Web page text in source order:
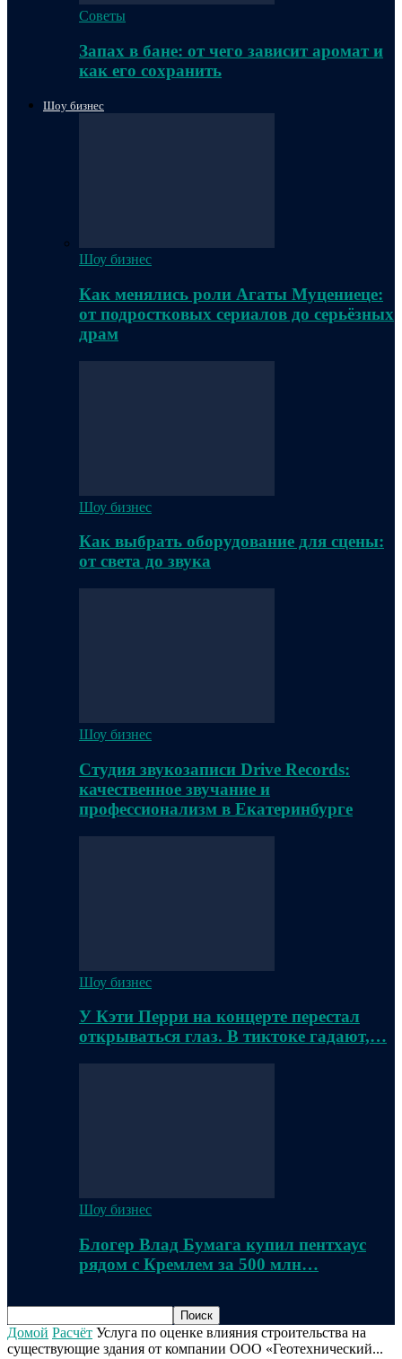
Советы
Запах в бане: от чего зависит аромат и
как его сохранить
Шоу бизнес
Шоу бизнес
Как менялись роли Агаты Муцениеце:
от подростковых сериалов до серьёзных
драм
Шоу бизнес
Как выбрать оборудование для сцены:
от света до звука
Шоу бизнес
Студия звукозаписи Drive Records:
качественное звучание и
профессионализм в Екатеринбурге
Шоу бизнес
У Кэти Перри на концерте перестал
открываться глаз. В тиктоке гадают,…
Шоу бизнес
Блогер Влад Бумага купил пентхаус
рядом с Кремлем за 500 млн…
Домой Расчёт Услуга по оценке влияния строительства на
существующие здания от компании ООО «Геотехнический...